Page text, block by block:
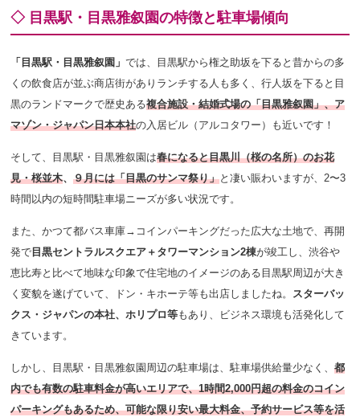
◇ 目黒駅・目黒雅叙園の特徴と駐車場傾向
「目黒駅・目黒雅叙園」では、
目黒駅から権之助坂を下ると昔からの多
くの飲食店が並ぶ商店街がありランチする人も多く、行人坂を下ると目
黒のランドマークで歴史ある複合施設・結婚式場の「目黒雅叙園」、ア
マゾン・ジャパン日本本社の入居ビル（アルコタワー）も近いです！
そして、目黒駅・目黒雅叙園は春になると目黒川（桜の名所）のお花
見・桜並木、９月には「目黒のサンマ祭り」と凄い賑わいますが、2〜3
時間以内の短時間駐車場ニーズが多い状況です。
また、かつて都バス車庫→コインパーキングだった広大な土地で、再開
発で 目黒セントラルスクエア＋タワーマンション2棟が竣工し、渋谷や
恵比寿と比べて地味な印象で住宅地のイメージのある目黒駅周辺が大き
く変貌を遂げていて、ドン・キホーテ等も出店しましたね。 スターバッ
クス・ジャパンの本社、ホリプロ等もあり、ビジネス環境も活発化して
きています。
しかし、目黒駅・目黒雅叙園周辺の駐車場は、駐車場供給量少なく、都
内でも有数の駐車料金が高いエリアで、1時間2,000円超の料金のコイン
パーキングもあるため、可能な限り安い最大料金、予約サービス等を活